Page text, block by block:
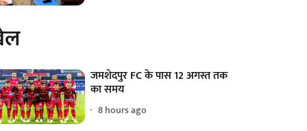
जमशेदपुर FC के पास 12 अगस्त तक
का समय
8 hours ago